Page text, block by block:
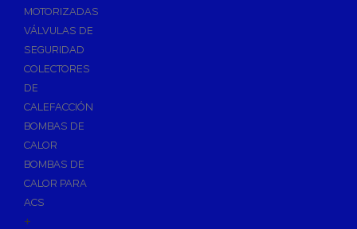
MOTORIZADAS
VÁLVULAS DE
SEGURIDAD
COLECTORES
DE
CALEFACCIÓN
BOMBAS DE
CALOR
BOMBAS DE
CALOR PARA
ACS
+